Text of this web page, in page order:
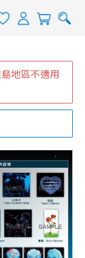
地區不適用